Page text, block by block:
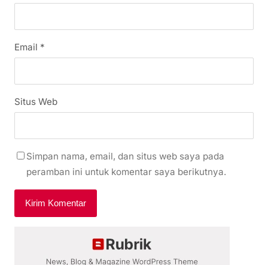
Email *
Situs Web
Simpan nama, email, dan situs web saya pada
peramban ini untuk komentar saya berikutnya.